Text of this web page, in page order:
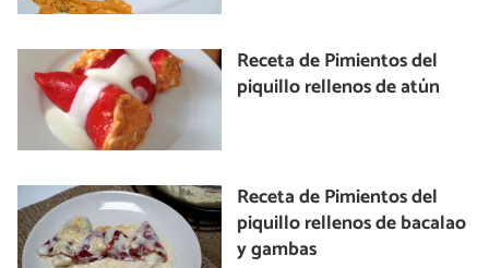
Receta de Pimientos del
piquillo rellenos de atún
Receta de Pimientos del
piquillo rellenos de bacalao
y gambas